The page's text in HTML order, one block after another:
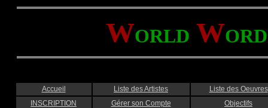
WORLD WORD
Accueil Liste des Artistes
Liste des Oeuvres
INSCRIPTION
Gérer son Compte Objectifs